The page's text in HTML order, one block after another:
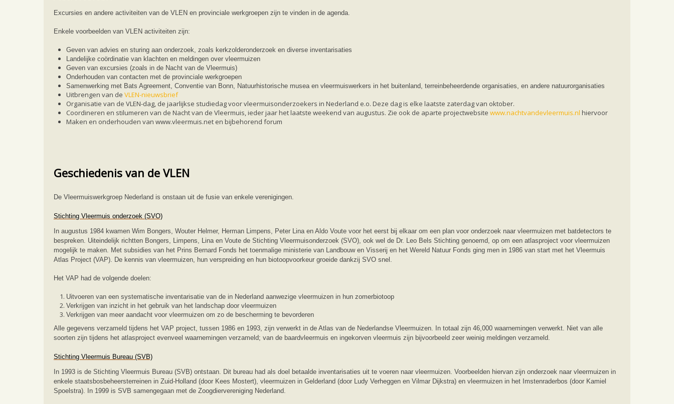
Excursies en andere activiteiten van de VLEN en provinciale werkgroepen zijn te vinden in de agenda.
Enkele voorbeelden van VLEN activiteiten zijn:
Geven van advies en sturing aan onderzoek, zoals kerkzolderonderzoek en diverse inventarisaties
Landelijke coördinatie van klachten en meldingen over vleermuizen
Geven van excursies (zoals in de Nacht van de Vleermuis)
Onderhouden van contacten met de provinciale werkgroepen
Samenwerking met Bats Agreement, Conventie van Bonn, Natuurhistorische musea en vleermuiswerkers in het buitenland, terreinbeheerdende organisaties, en andere natuurorganisaties
Uitbrengen van de VLEN-nieuwsbrief
Organisatie van de VLEN-dag, de jaarlijkse studiedag voor vleermuisonderzoekers in Nederland e.o. Deze dag is elke laatste zaterdag van oktober.
Coordineren en stilumeren van de Nacht van de Vleermuis, ieder jaar het laatste weekend van augustus. Zie ook de aparte projectwebsite www.nachtvandevleermuis.nl hiervoor
Maken en onderhouden van www.vleermuis.net en bijbehorend forum
Geschiedenis van de VLEN
De Vleermuiswerkgroep Nederland is onstaan uit de fusie van enkele verenigingen.
Stichting Vleermuis onderzoek (SVO)
In augustus 1984 kwamen Wim Bongers, Wouter Helmer, Herman Limpens, Peter Lina en Aldo Voute voor het eerst bij elkaar om een plan voor onderzoek naar vleermuizen met batdetectors te
bespreken. Uiteindelijk richtten Bongers, Limpens, Lina en Voute de Stichting Vleermuisonderzoek (SVO), ook wel de Dr. Leo Bels Stichting genoemd, op om een atlasproject voor vleermuizen
mogelijk te maken. Met subsidies van het Prins Bernard Fonds het toenmalige ministerie van Landbouw en Visserij en het Wereld Natuur Fonds ging men in 1986 van start met het Vleermuis
Atlas Project (VAP). De kennis van vleermuizen, hun verspreiding en hun biotoopvoorkeur groeide dankzij SVO snel.
Het VAP had de volgende doelen:
Uitvoeren van een systematische inventarisatie van de in Nederland aanwezige vleermuizen in hun zomerbiotoop
Verkrijgen van inzicht in het gebruik van het landschap door vleermuizen
Verkrijgen van meer aandacht voor vleermuizen om zo de bescherming te bevorderen
Alle gegevens verzameld tijdens het VAP project, tussen 1986 en 1993, zijn verwerkt in de Atlas van de Nederlandse Vleermuizen. In totaal zijn 46,000 waarnemingen verwerkt. Niet van alle
soorten zijn tijdens het atlasproject evenveel waarnemingen verzameld; van de baardvleermuis en ingekorven vleermuis zijn bijvoorbeeld zeer weinig meldingen verzameld.
Stichting Vleermuis Bureau (SVB)
In 1993 is de Stichting Vleermuis Bureau (SVB) ontstaan. Dit bureau had als doel betaalde inventarisaties uit te voeren naar vleermuizen. Voorbeelden hiervan zijn onderzoek naar vleermuizen in
enkele staatsbosbeheersterreinen in Zuid-Holland (door Kees Mostert), vleermuizen in Gelderland (door Ludy Verheggen en Vilmar Dijkstra) en vleermuizen in het Imstenraderbos (door Kamiel
Spoelstra). In 1999 is SVB samengegaan met de Zoogdiervereniging Nederland.